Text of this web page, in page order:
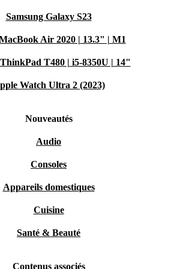
Samsung Galaxy S23
Air 2020 | 13.3" | M1
T480 | i5-8350U | 14"
Watch Ultra 2 (2023)
Nouveautés
Audio
Consoles
Appareils domestiques
Cuisine
Santé & Beauté
Contenus associés